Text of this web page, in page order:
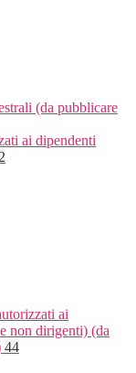
(da pubblicare
ai dipendenti
ai
non dirigenti) (da
44